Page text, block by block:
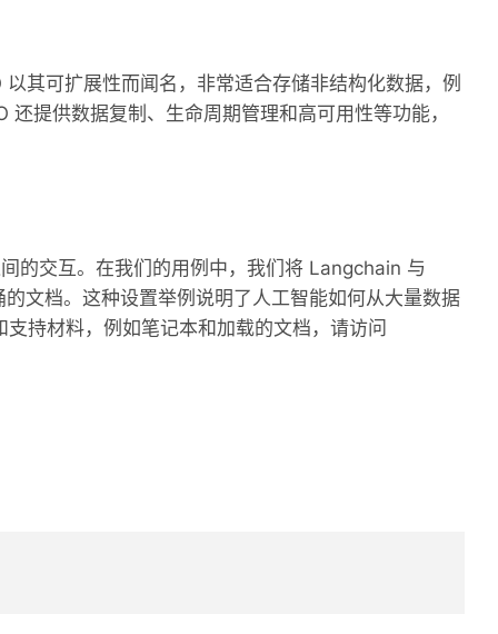
其可扩展性而闻名，非常适合存储非结构化数据，例
提供数据复制、生命周期管理和高可用性等功能，
的交互。在我们的用例中，我们将 Langchain 与
文档。这种设置举例说明了人工智能如何从大量数据
持材料，例如笔记本和加载的文档，请访问